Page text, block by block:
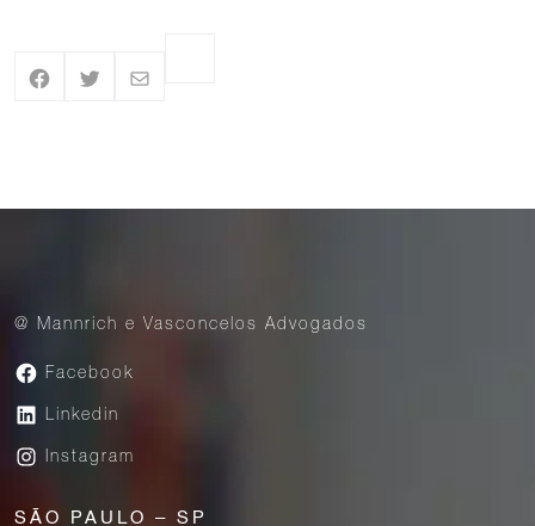
@ Mannrich e Vasconcelos Advogados
Facebook
Linkedin
Instagram
SÃO PAULO – SP